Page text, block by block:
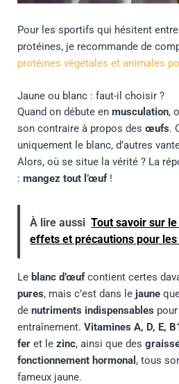
Pour les sportifs qui hésitent
protéines, je recommande de
protéines végétales et animales
Jaune ou blanc : faut-il choisir ?
Quand on débute en musculation,
son contraire à propos des œufs.
uniquement le blanc, d’autres
Alors, où se situe la vérité ? La
: mangez tout l’œuf!
À lire aussi Tout savoir sur
effets et précautions pour
Le blanc d’œufcontient certes
pures, mais c’est dans le jaune
de nutriments indispensables
entraînement. Vitamines A, D, E,
feret le zinc, ainsi que des
fonctionnement hormonal , tous
fameux jaune.